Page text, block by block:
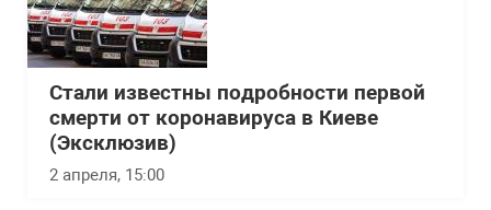
Стали известны подробности первой
смерти от коронавируса в Киеве
(Эксклюзив)
2 апреля, 15:00